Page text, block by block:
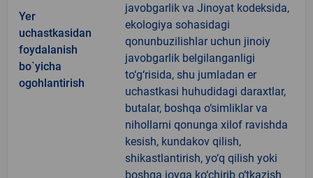
Yer
uchastkasidan
foydalanish
bo`yicha
ogohlantirish
javobgarlik va Jinoyat kodeksida,
ekologiya sohasidagi
qonunbuzilishlar uchun jinoiy
javobgarlik belgilanganligi
to‘g‘risida, shu jumladan er
uchastkasi huhudidagi daraxtlar,
butalar, boshqa o‘simliklar va
nihollarni qonunga xilof ravishda
kesish, kundakov qilish,
shikastlantirish, yo‘q qilish yoki
boshqa joyga ko‘chirib o‘tkazish